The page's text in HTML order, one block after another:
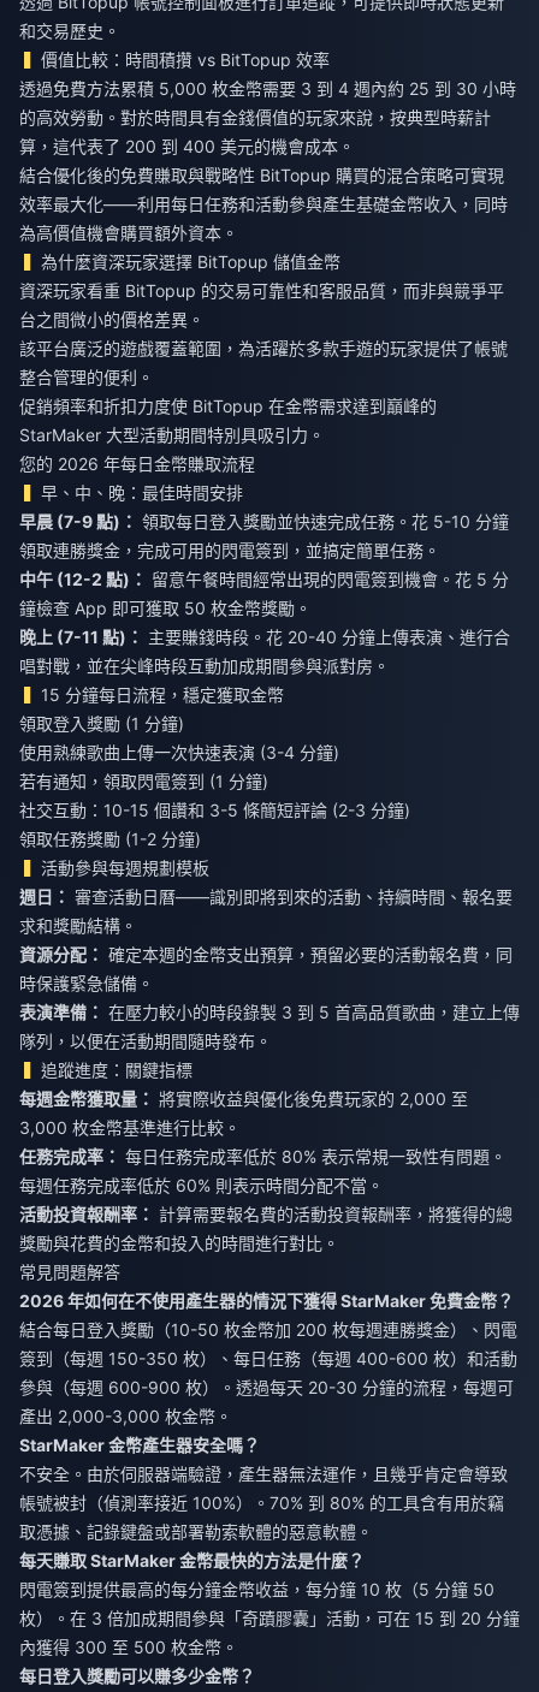
和交易歷史。
價值比較：時間積攢 vs BitTopup 效率
透過免費方法累積 5,000 枚金幣需要 3 到 4 週內約 25 到 30 小時
的高效勞動。對於時間具有金錢價值的玩家來說，按典型時薪計
算，這代表了 200 到 400 美元的機會成本。
結合優化後的免費賺取與戰略性 BitTopup 購買的混合策略可實現
效率最大化——利用每日任務和活動參與產生基礎金幣收入，同時
為高價值機會購買額外資本。
為什麼資深玩家選擇 BitTopup 儲值金幣
資深玩家看重 BitTopup 的交易可靠性和客服品質，而非與競爭平
台之間微小的價格差異。
該平台廣泛的遊戲覆蓋範圍，為活躍於多款手遊的玩家提供了帳號
整合管理的便利。
促銷頻率和折扣力度使 BitTopup 在金幣需求達到巔峰的
StarMaker 大型活動期間特別具吸引力。
您的 2026 年每日金幣賺取流程
早、中、晚：最佳時間安排
早晨 (7-9 點)： 領取每日登入獎勵並快速完成任務。花 5-10 分鐘
領取連勝獎金，完成可用的閃電簽到，並搞定簡單任務。
中午 (12-2 點)： 留意午餐時間經常出現的閃電簽到機會。花 5 分
鐘檢查 App 即可獲取 50 枚金幣獎勵。
晚上 (7-11 點)： 主要賺錢時段。花 20-40 分鐘上傳表演、進行合
唱對戰，並在尖峰時段互動加成期間參與派對房。
15 分鐘每日流程，穩定獲取金幣
領取登入獎勵 (1 分鐘)
使用熟練歌曲上傳一次快速表演 (3-4 分鐘)
若有通知，領取閃電簽到 (1 分鐘)
社交互動：10-15 個讚和 3-5 條簡短評論 (2-3 分鐘)
領取任務獎勵 (1-2 分鐘)
活動參與每週規劃模板
週日： 審查活動日曆——識別即將到來的活動、持續時間、報名要
求和獎勵結構。
資源分配： 確定本週的金幣支出預算，預留必要的活動報名費，同
時保護緊急儲備。
表演準備： 在壓力較小的時段錄製 3 到 5 首高品質歌曲，建立上傳
隊列，以便在活動期間隨時發布。
追蹤進度：關鍵指標
每週金幣獲取量： 將實際收益與優化後免費玩家的 2,000 至
3,000 枚金幣基準進行比較。
任務完成率： 每日任務完成率低於 80% 表示常規一致性有問題。
每週任務完成率低於 60% 則表示時間分配不當。
活動投資報酬率： 計算需要報名費的活動投資報酬率，將獲得的總
獎勵與花費的金幣和投入的時間進行對比。
常見問題解答
2026 年如何在不使用產生器的情況下獲得 StarMaker 免費金幣？
結合每日登入獎勵（10-50 枚金幣加 200 枚每週連勝獎金）、閃電
簽到（每週 150-350 枚）、每日任務（每週 400-600 枚）和活動
參與（每週 600-900 枚）。透過每天 20-30 分鐘的流程，每週可
產出 2,000-3,000 枚金幣。
StarMaker 金幣產生器安全嗎？
不安全。由於伺服器端驗證，產生器無法運作，且幾乎肯定會導致
帳號被封（偵測率接近 100%）。70% 到 80% 的工具含有用於竊
取憑據、記錄鍵盤或部署勒索軟體的惡意軟體。
每天賺取 StarMaker 金幣最快的方法是什麼？
閃電簽到提供最高的每分鐘金幣收益，每分鐘 10 枚（5 分鐘 50
枚）。在 3 倍加成期間參與「奇蹟膠囊」活動，可在 15 到 20 分鐘
內獲得 300 至 500 枚金幣。
每日登入獎勵可以賺多少金幣？